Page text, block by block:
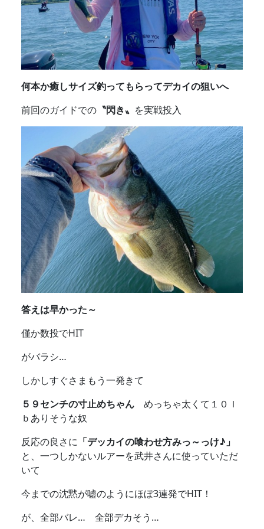
何本か癒しサイズ釣ってもらってデカイの狙いへ
前回のガイドでの 〝閃き〟 を実戦投入
答えは早かった～
僅か数投でHIT
がバラシ…
しかしすぐさまもう一発きて
５９センチの寸止めちゃん めっちゃ太くて１０ｌ
ｂありそうな奴
反応の良さに 「デッカイの喰わせ方みっ～っけ♪」
と、一つしかないルアーを武井さんに使っていただ
いて
今までの沈黙が嘘のようにほぼ3連発でHIT！
が、全部バレ… 全部デカそう…